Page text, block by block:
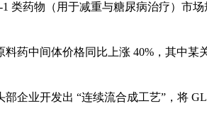
1 类药物（用于减重与糖尿病治疗）市
料药中间体价格同比上涨 40%，其中某
企业开发出 “连续流合成工艺”，将